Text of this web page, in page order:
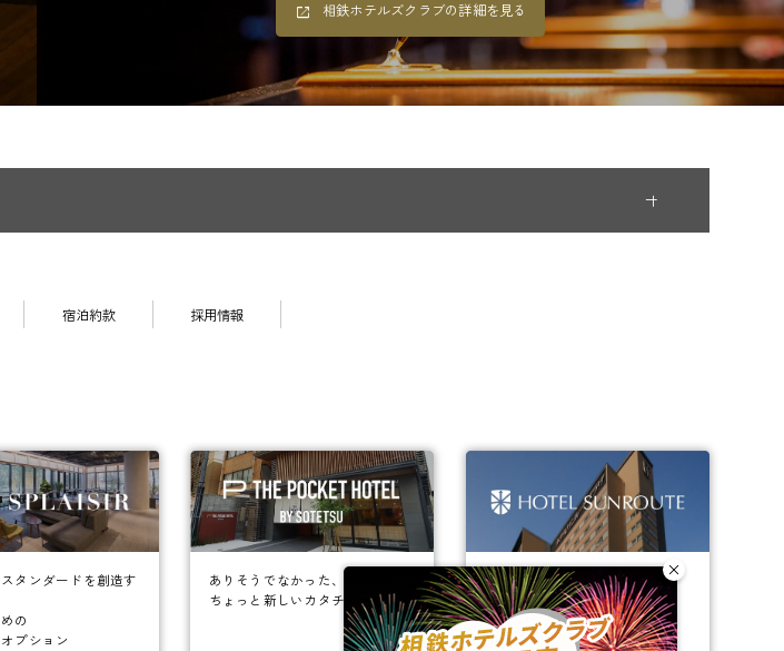
相鉄ホテルズクラブの詳細を見る
宿泊約款 採用情報
タンダードを創造す
の
プション
ありそうでなかった、
ちょっと新しいカタチ。
ビジネスからレジャーまで、
幅広く選ばれるホテルへ。